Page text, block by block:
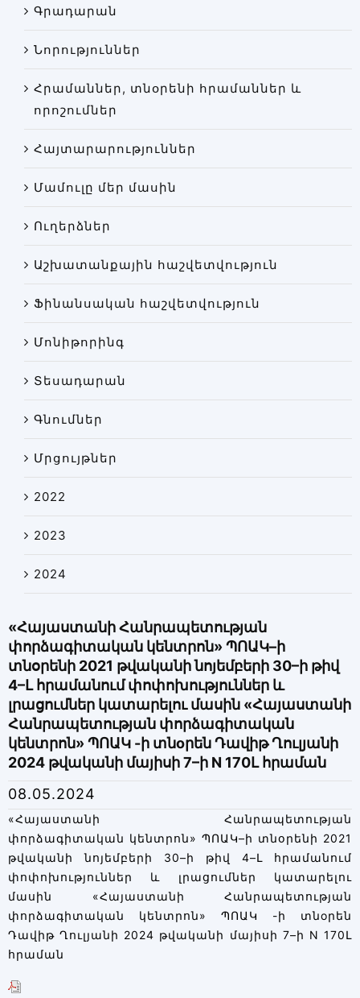
Փորձաքննությունների տեսակները
Գրադարան
Կայքի քարտեզ
Գրադարան
Նորություններ
Հրամաններ, տնօրենի հրամաններ և
որոշումներ
Հայտարարություններ
Մամուլը մեր մասին
Ուղերձներ
Աշխատանքային հաշվետվություն
Ֆինանսական հաշվետվություն
Մոնիթորինգ
Տեսադարան
Գնումներ
Մրցույթներ
2022
2023
2024
«Հայաստանի Հանրապետության
փորձագիտական կենտրոն» ՊՈԱԿ–ի
տնօրենի 2021 թվականի նոյեմբերի 30–ի թիվ
4–Լ հրամանում փոփոխություններ և
լրացումներ կատարելու մասին «Հայաստանի
Հանրապետության փորձագիտական
կենտրոն» ՊՈԱԿ -ի տնоրեն Դավիթ Ղուլյանի
2024 թվականի մայիսի 7–ի N 170Լ հրաման
08.05.2024
«Հայաստանի Հանրապետության
փորձագիտական կենտրոն» ՊՈԱԿ–ի տնօրենի 2021
թվականի նոյեմբերի 30–ի թիվ 4–Լ հրամանում
փոփոխություններ և լրացումներ կատարելու
մասին «Հայաստանի Հանրապետության
փորձագիտական կենտրոն» ՊՈԱԿ -ի տնоրեն
Դավիթ Ղուլյանի 2024 թվականի մայիսի 7–ի N 170Լ
հրաման